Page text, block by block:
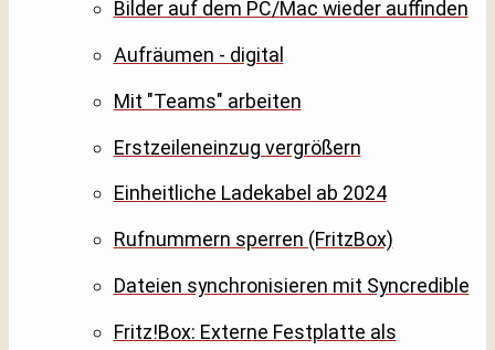
Bilder auf dem PC/Mac wieder auffinden
Aufräumen - digital
Mit "Teams" arbeiten
Erstzeileneinzug vergrößern
Einheitliche Ladekabel ab 2024
Rufnummern sperren (FritzBox)
Dateien synchronisieren mit Syncredible
Fritz!Box: Externe Festplatte als